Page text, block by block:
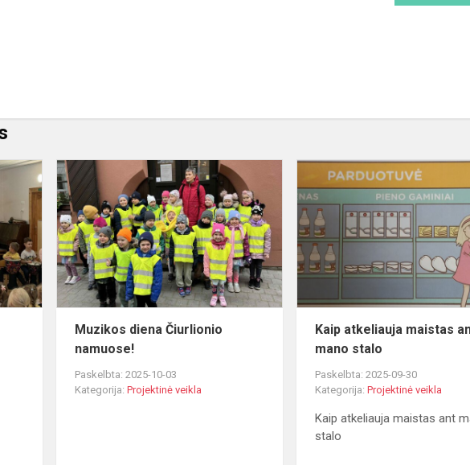
Muzikos
savaitė
prasidėjo!
Muzikos
diena
Čiurlionio
namuose!
Muzikos diena Čiurlionio
namuose!
Paskelbta: 2025-10-03
Kategorija:Projektinė veikla
Kaip atkeliauja maistas
mano stalo
Paskelbta: 2025-09-30
Kategorija:Projektinė veikla
Kaip atkeliauja maistas ant
stalo